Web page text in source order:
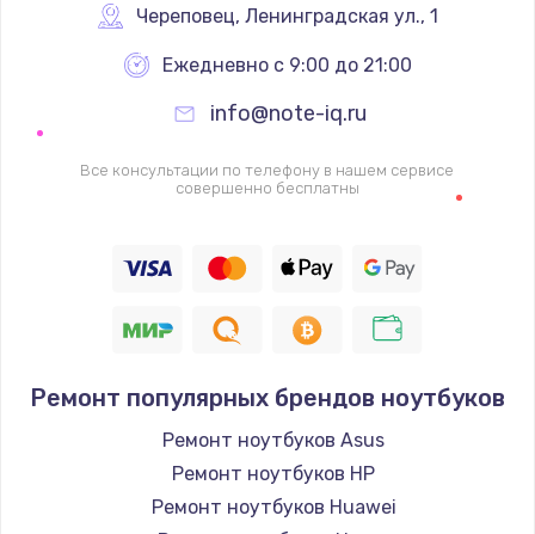
Череповец, Ленинградская ул., 1
Ежедневно с 9:00 до 21:00
info@note-iq.ru
Все консультации по телефону в нашем сервисе
совершенно бесплатны
Ремонт популярных брендов ноутбуков
Ремонт ноутбуков Asus
Ремонт ноутбуков HP
Ремонт ноутбуков Huawei